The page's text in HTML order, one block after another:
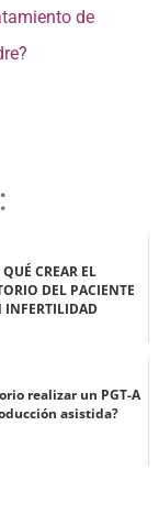
de
CREAR EL
DEL PACIENTE
INFERTILIDAD
realizar un PGT-A
asistida?